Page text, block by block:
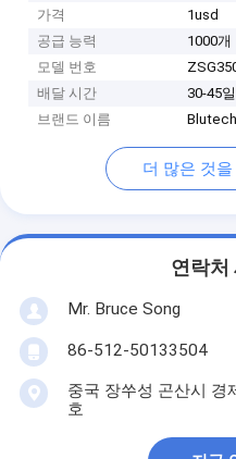
가격
1usd
공급 능력
1000개
모델 번호
배달 시간
30-45일
브랜드 이름
Blutech
더 많은 것
연락처
Mr. Bruce Song
86-512-50133504
중국 장쑤성 곤산시 경
호